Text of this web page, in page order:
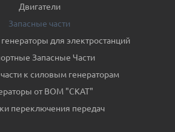
Двигатели
Запасные части
для электростанций
Запасные Части
к силовым генераторам
от ВОМ "СКАТ"
переключения передач